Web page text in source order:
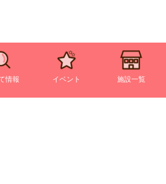
情報 イベント 施設一覧